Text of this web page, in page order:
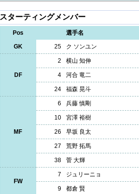
スターティングメンバー
Pos
選手名
GK
25 ク ソンユン
DF
2 横山 知伸
4 河合 竜二
24 福森 晃斗
MF
6 兵藤 慎剛
10 宮澤 裕樹
26 早坂 良太
27 荒野 拓馬
38 菅 大輝
FW
7 ジュリーニョ
9 都倉 賢